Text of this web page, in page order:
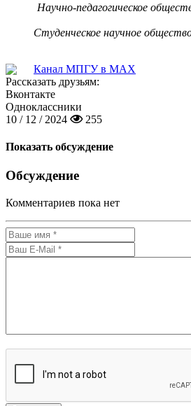
Научно-педагогическое
Студенческое научное
Канал МПГУ в MAX
Рассказать друзьям:
Вконтакте
Одноклассники
10 / 12 / 2024
255
Показать обсуждение
Обсуждение
Комментариев пока нет